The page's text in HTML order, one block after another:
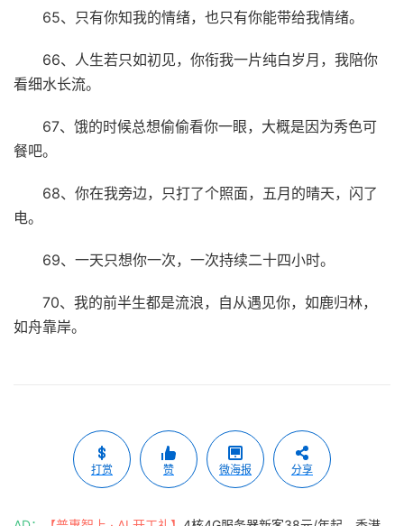
65、只有你知我的情绪，也只有你能带给我情绪。
66、人生若只如初见，你衔我一片纯白岁月，我陪你
看细水长流。
67、饿的时候总想偷偷看你一眼，大概是因为秀色可
餐吧。
68、你在我旁边，只打了个照面，五月的晴天，闪了
电。
69、一天只想你一次，一次持续二十四小时。
70、我的前半生都是流浪，自从遇见你，如鹿归林，
如舟靠岸。
打赏 赞 微海报 分享